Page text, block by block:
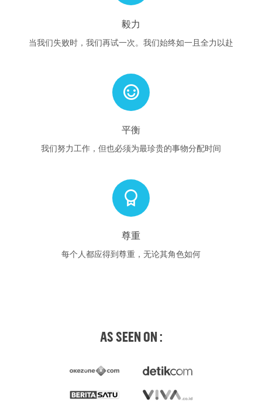
毅力
当我们失败时，我们再试一次。我们始终如一且全力以赴
平衡
我们努力工作，但也必须为最珍贵的事物分配时间
尊重
每个人都应得到尊重，无论其角色如何
AS SEEN ON :